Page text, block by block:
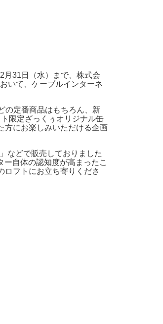
月31日（水）まで、株式会
いて、ケーブルインターネ
の定番商品はもちろん、新
限定ざっくぅオリジナル缶
方にお楽しみいただける企画
などで販売しておりました
自体の認知度が高まったこ
ロフトにお立ち寄りくださ